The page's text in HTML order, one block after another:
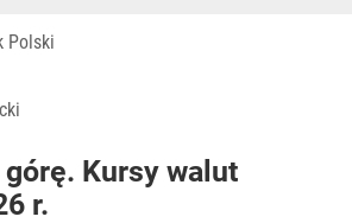
Polski
Kursy walut
r.